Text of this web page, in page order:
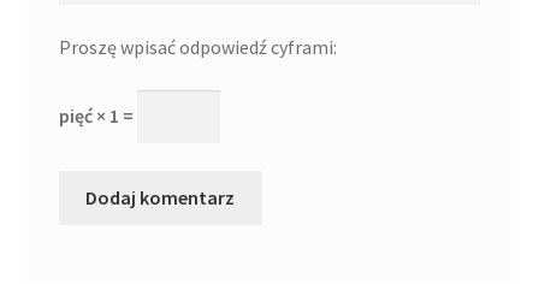
Proszę wpisać odpowiedź cyframi:
pięć × 1 =